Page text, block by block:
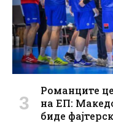
Романците
на ЕП:
биде